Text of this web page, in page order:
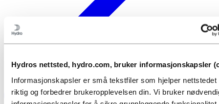
Hydros nettsted, hydro.com, bruker informasjonskapsler
Informasjonskapsler er små tekstfiler som hjelper nettstedet
riktig og forbedrer brukeropplevelsen din. Vi bruker